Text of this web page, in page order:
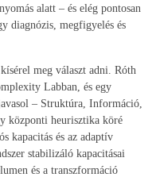
alatt – és elég pontosan
diagnózis, megfigyelés és
meg választ adni. Róth
Labban, és egy
– Struktúra, Információ,
központi heurisztika köré
kapacitás és az adaptív
stabilizáló kapacitásai
és a transzformáció